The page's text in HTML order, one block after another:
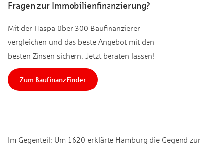
Fragen zur Immobilienfinanzierung?
Mit der Haspa über 300 Baufinanzierer
vergleichen und das beste Angebot mit den
besten Zinsen sichern. Jetzt beraten lassen!
Zum BaufinanzFinder
Im Gegenteil: Um 1620 erklärte Hamburg die Gegend zur